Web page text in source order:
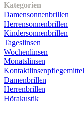
Kategorien
Damensonnenbrillen
Herrensonnenbrillen
Kindersonnenbrillen
Tageslinsen
Wochenlinsen
Monatslinsen
Kontaktlinsenpflegemittel
Damenbrillen
Herrenbrillen
Hörakustik